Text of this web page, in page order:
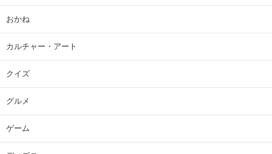
おかね
カルチャー・アート
クイズ
グルメ
ゲーム